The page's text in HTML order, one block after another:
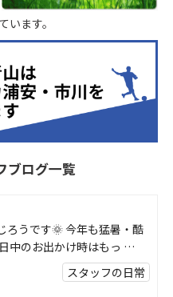
ます。
ブログ一覧
ろうです🌞 今年も猛暑・酷
中のお出かけ時はもっ …
スタッフの日常